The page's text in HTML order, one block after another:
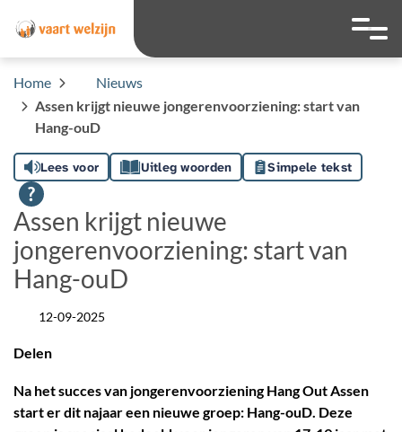
Hoog contrast
Ga naar
Home
Nieuws
Assen krijgt nieuwe jongerenvoorziening: start van
Hang-ouD
Lees voor Uitleg woorden Simpele tekst
Assen krijgt nieuwe
jongerenvoorziening: start van
Hang-ouD
Datum
12-09-2025
Delen
Na het succes van jongerenvoorziening Hang Out Assen
start er dit najaar een nieuwe groep: Hang-ouD. Deze